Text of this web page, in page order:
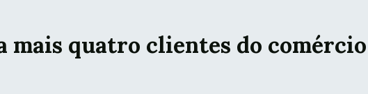
mais quatro clientes do